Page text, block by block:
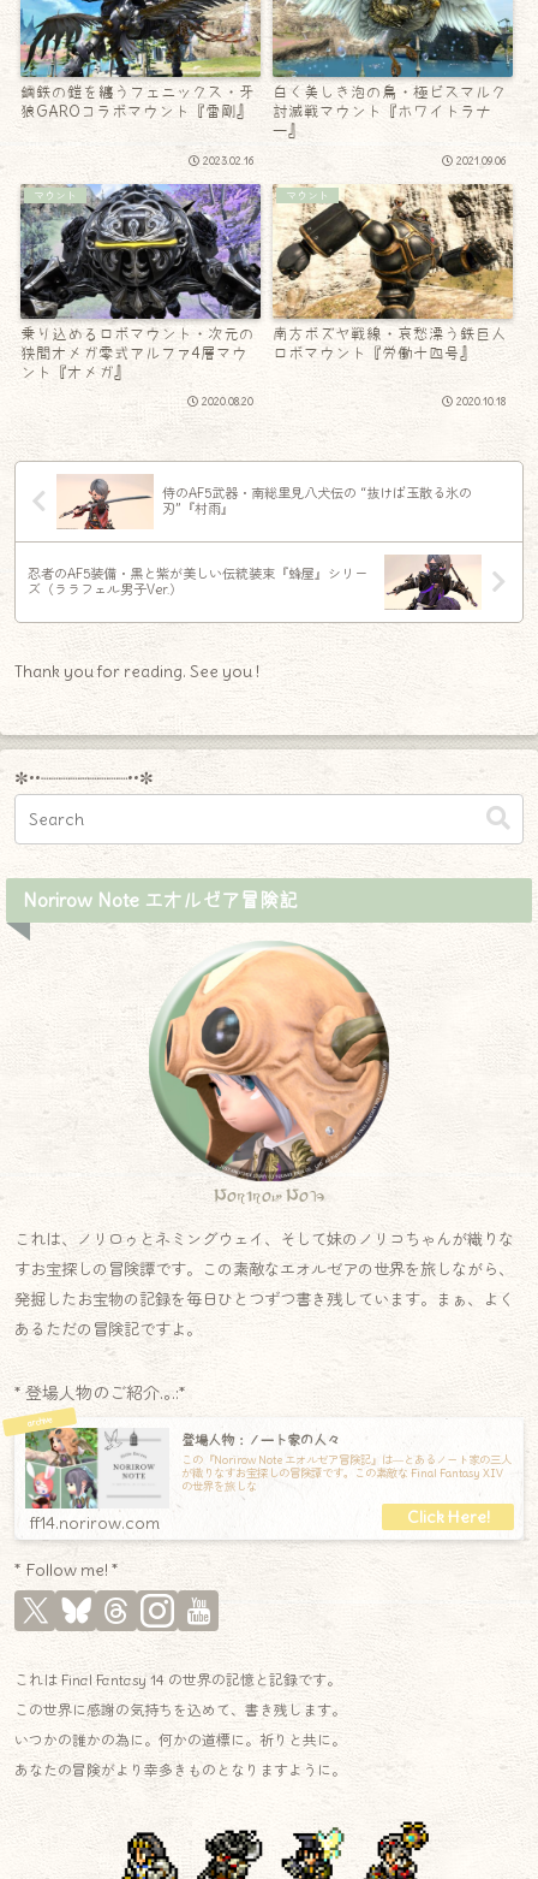
鋼鉄の鎧を纏うフェニックス・牙
狼GAROコラボマウント『雷剛』
2023.02.16
白く美しき泡の鳥・極ビスマルク
討滅戦マウント『ホワイトラナ
ー』
2021.09.06
マウント
乗り込めるロボマウント・次元の
狭間オメガ零式アルファ4層マウ
ント『オメガ』
2020.08.20
マウント
南方ボズヤ戦線・哀愁漂う鉄巨人
ロボマウント『労働十四号』
2020.10.18
侍のAF5武器・南総里見八犬伝の “抜けば玉散る氷の
刃”『村雨』
忍者のAF5装備・黒と紫が美しい伝統装束『蜂屋』シリー
ズ（ララフェル男子Ver.）
Thank you for reading. See you !
✼••┈┈┈┈┈┈┈┈┈••✼
Norirow Note エオルゼア冒険記
Norirow Note
これは、ノリロゥとネミングウェイ、そして妹のノリコちゃんが織りな
すお宝探しの冒険譚です。この素敵なエオルゼアの世界を旅しながら、
発掘したお宝物の記録を毎日ひとつずつ書き残しています。まぁ、よく
あるただの冒険記ですよ。
* 登場人物のご紹介.｡.:*
登場人物：ノート家の人々
この『Norirow Note エオルゼア冒険記』は―とあるノート家の三人
が織りなすお宝探しの冒険譚です。この素敵な Final Fantasy XIV
の世界を旅しな
ff14.norirow.com
* Follow me! *
これは Final Fantasy 14 の世界の記憶と記録です。
この世界に感謝の気持ちを込めて、書き残します。
いつかの誰かの為に。何かの道標に。祈りと共に。
あなたの冒険がより幸多きものとなりますように。